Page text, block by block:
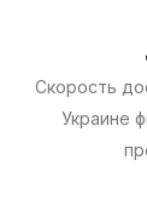
Скорость
Украине